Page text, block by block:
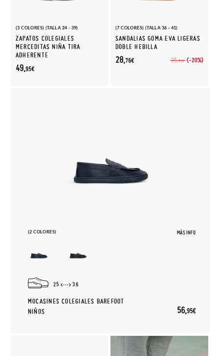
(3 COLORES) (TALLA 24 - 39)
ZAPATOS COLEGIALES
MERCEDITAS NIÑA TIRA
ADHERENTE
49,95€
(7 COLORES) (TALLA 36 - 41)
SANDALIAS GOMA EVA LIGERAS
DOBLE HEBILLA
35,95€ (-20%)
28,76€
(2 COLORES) MÁS INFO
25 36
MOCASINES COLEGIALES BAREFOOT
NIÑOS
56,95€